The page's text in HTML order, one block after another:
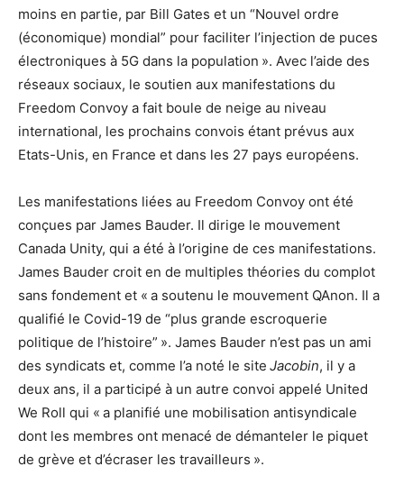
moins en partie, par Bill Gates et un “Nouvel ordre
(économique) mondial” pour faciliter l’injection de puces
électroniques à 5G dans la population ». Avec l’aide des
réseaux sociaux, le soutien aux manifestations du
Freedom Convoy a fait boule de neige au niveau
international, les prochains convois étant prévus aux
Etats-Unis, en France et dans les 27 pays européens.
Les manifestations liées au Freedom Convoy ont été
conçues par James Bauder. Il dirige le mouvement
Canada Unity, qui a été à l’origine de ces manifestations.
James Bauder croit en de multiples théories du complot
sans fondement et « a soutenu le mouvement QAnon. Il a
qualifié le Covid-19 de “plus grande escroquerie
politique de l’histoire” ». James Bauder n’est pas un ami
des syndicats et, comme l’a noté le site Jacobin, il y a
deux ans, il a participé à un autre convoi appelé United
We Roll qui « a planifié une mobilisation antisyndicale
dont les membres ont menacé de démanteler le piquet
de grève et d’écraser les travailleurs ».